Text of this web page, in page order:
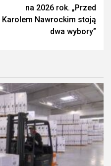
na 2026 rok. „Przed
Karolem Nawrockim stoją
dwa wybory”